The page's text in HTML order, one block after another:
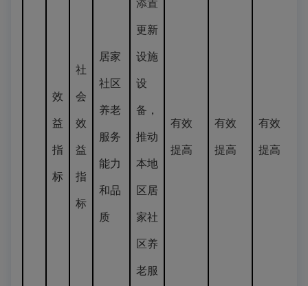
效
益
指
标
社
会
效
益
指
标
居家
社区
养老
服务
能力
和品
质
添置
更新
设施
设
备，
推动
本地
区居
家社
区养
老服
有效
提高
有效
提高
有效
提高